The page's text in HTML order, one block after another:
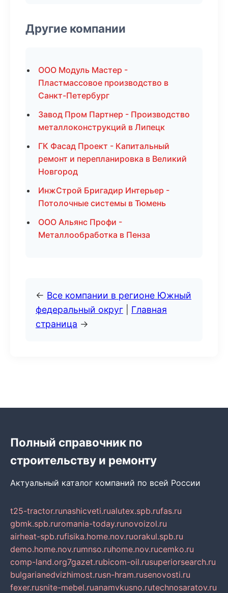
Другие компании
ООО Модуль Мастер -
Пластмассовое производство в
Санкт-Петербург
Завод Пром Партнер - Производство
металлоконструкций в Липецк
ГК Фасад Проект - Капитальный
ремонт и перепланировка в Великий
Новгород
ИнжСтрой Бригадир Интерьер -
Потолочные системы в Тюмень
ООО Альянс Профи -
Металлообработка в Пенза
← Все компании в регионе Южный
федеральный округ
Главная
страница →
Полный справочник по
строительству и ремонту
Актуальный каталог компаний по всей России
t25-tractor.runashicveti.rualutex.spb.rufas.ru
gbmk.spb.ruromania-today.runovoizol.ru
airheat-spb.rufisika.home.nov.ruorakul.spb.ru
demo.home.nov.rumnso.ruhome.nov.rucemko.ru
comp-land.org7gazet.rubicom-oil.rusuperiorsearch.ru
bulgarianedvizhimost.rusn-hram.rusenovosti.ru
fexer.rusnite-mebel.ruanamvkusno.rutechnosaratov.ru